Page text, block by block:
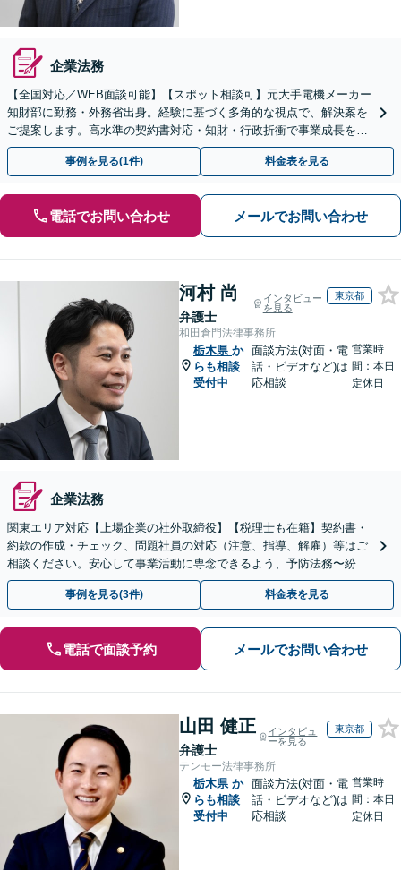
企業法務
【全国対応／WEB面談可能】【スポット相談可】元大手電機メーカー
知財部に勤務・外務省出身。経験に基づく多角的な視点で、解決案を
ご提案します。高水準の契約書対応・知財・行政折衝で事業成長を牽
引いたします。
事例を見る(1件) 料金表を見る
電話でお問い合わせ メールでお問い合わせ
河村 尚
弁護士
インタビュー
を見る
東京都
和田倉門法律事務所
栃木県 か
らも相談
受付中
面談方法(対面・電
話・ビデオなど)は
応相談
営業時
間：本日
定休日
企業法務
関東エリア対応【上場企業の社外取締役】【税理士も在籍】契約書・
約款の作成・チェック、問題社員の対応（注意、指導、解雇）等はご
相談ください。安心して事業活動に専念できるよう、予防法務〜紛争
解決まで、幅広い法的ニーズにワンストップで対応します。
事例を見る(3件) 料金表を見る
電話で面談予約 メールでお問い合わせ
山田 健正
弁護士
インタビュ
ーを見る
東京都
テンモー法律事務所
栃木県 か
らも相談
受付中
面談方法(対面・電
話・ビデオなど)は
応相談
営業時
間：本日
定休日